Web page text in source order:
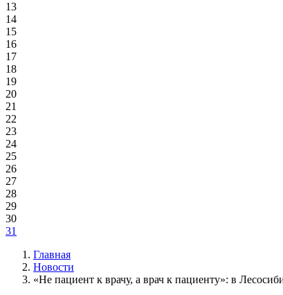
13
14
15
16
17
18
19
20
21
22
23
24
25
26
27
28
29
30
31
Главная
Новости
«Не пациент к врачу, а врач к пациенту»: в